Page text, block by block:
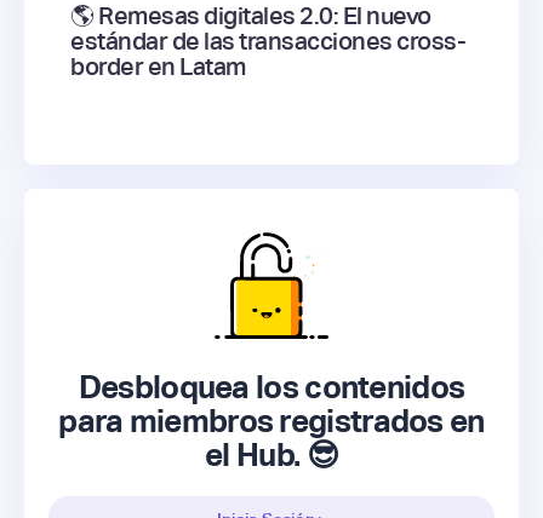
🌎 Remesas digitales 2.0: El nuevo
estándar de las transacciones cross-
border en Latam
Desbloquea los contenidos
para miembros registrados en
el Hub. 😎